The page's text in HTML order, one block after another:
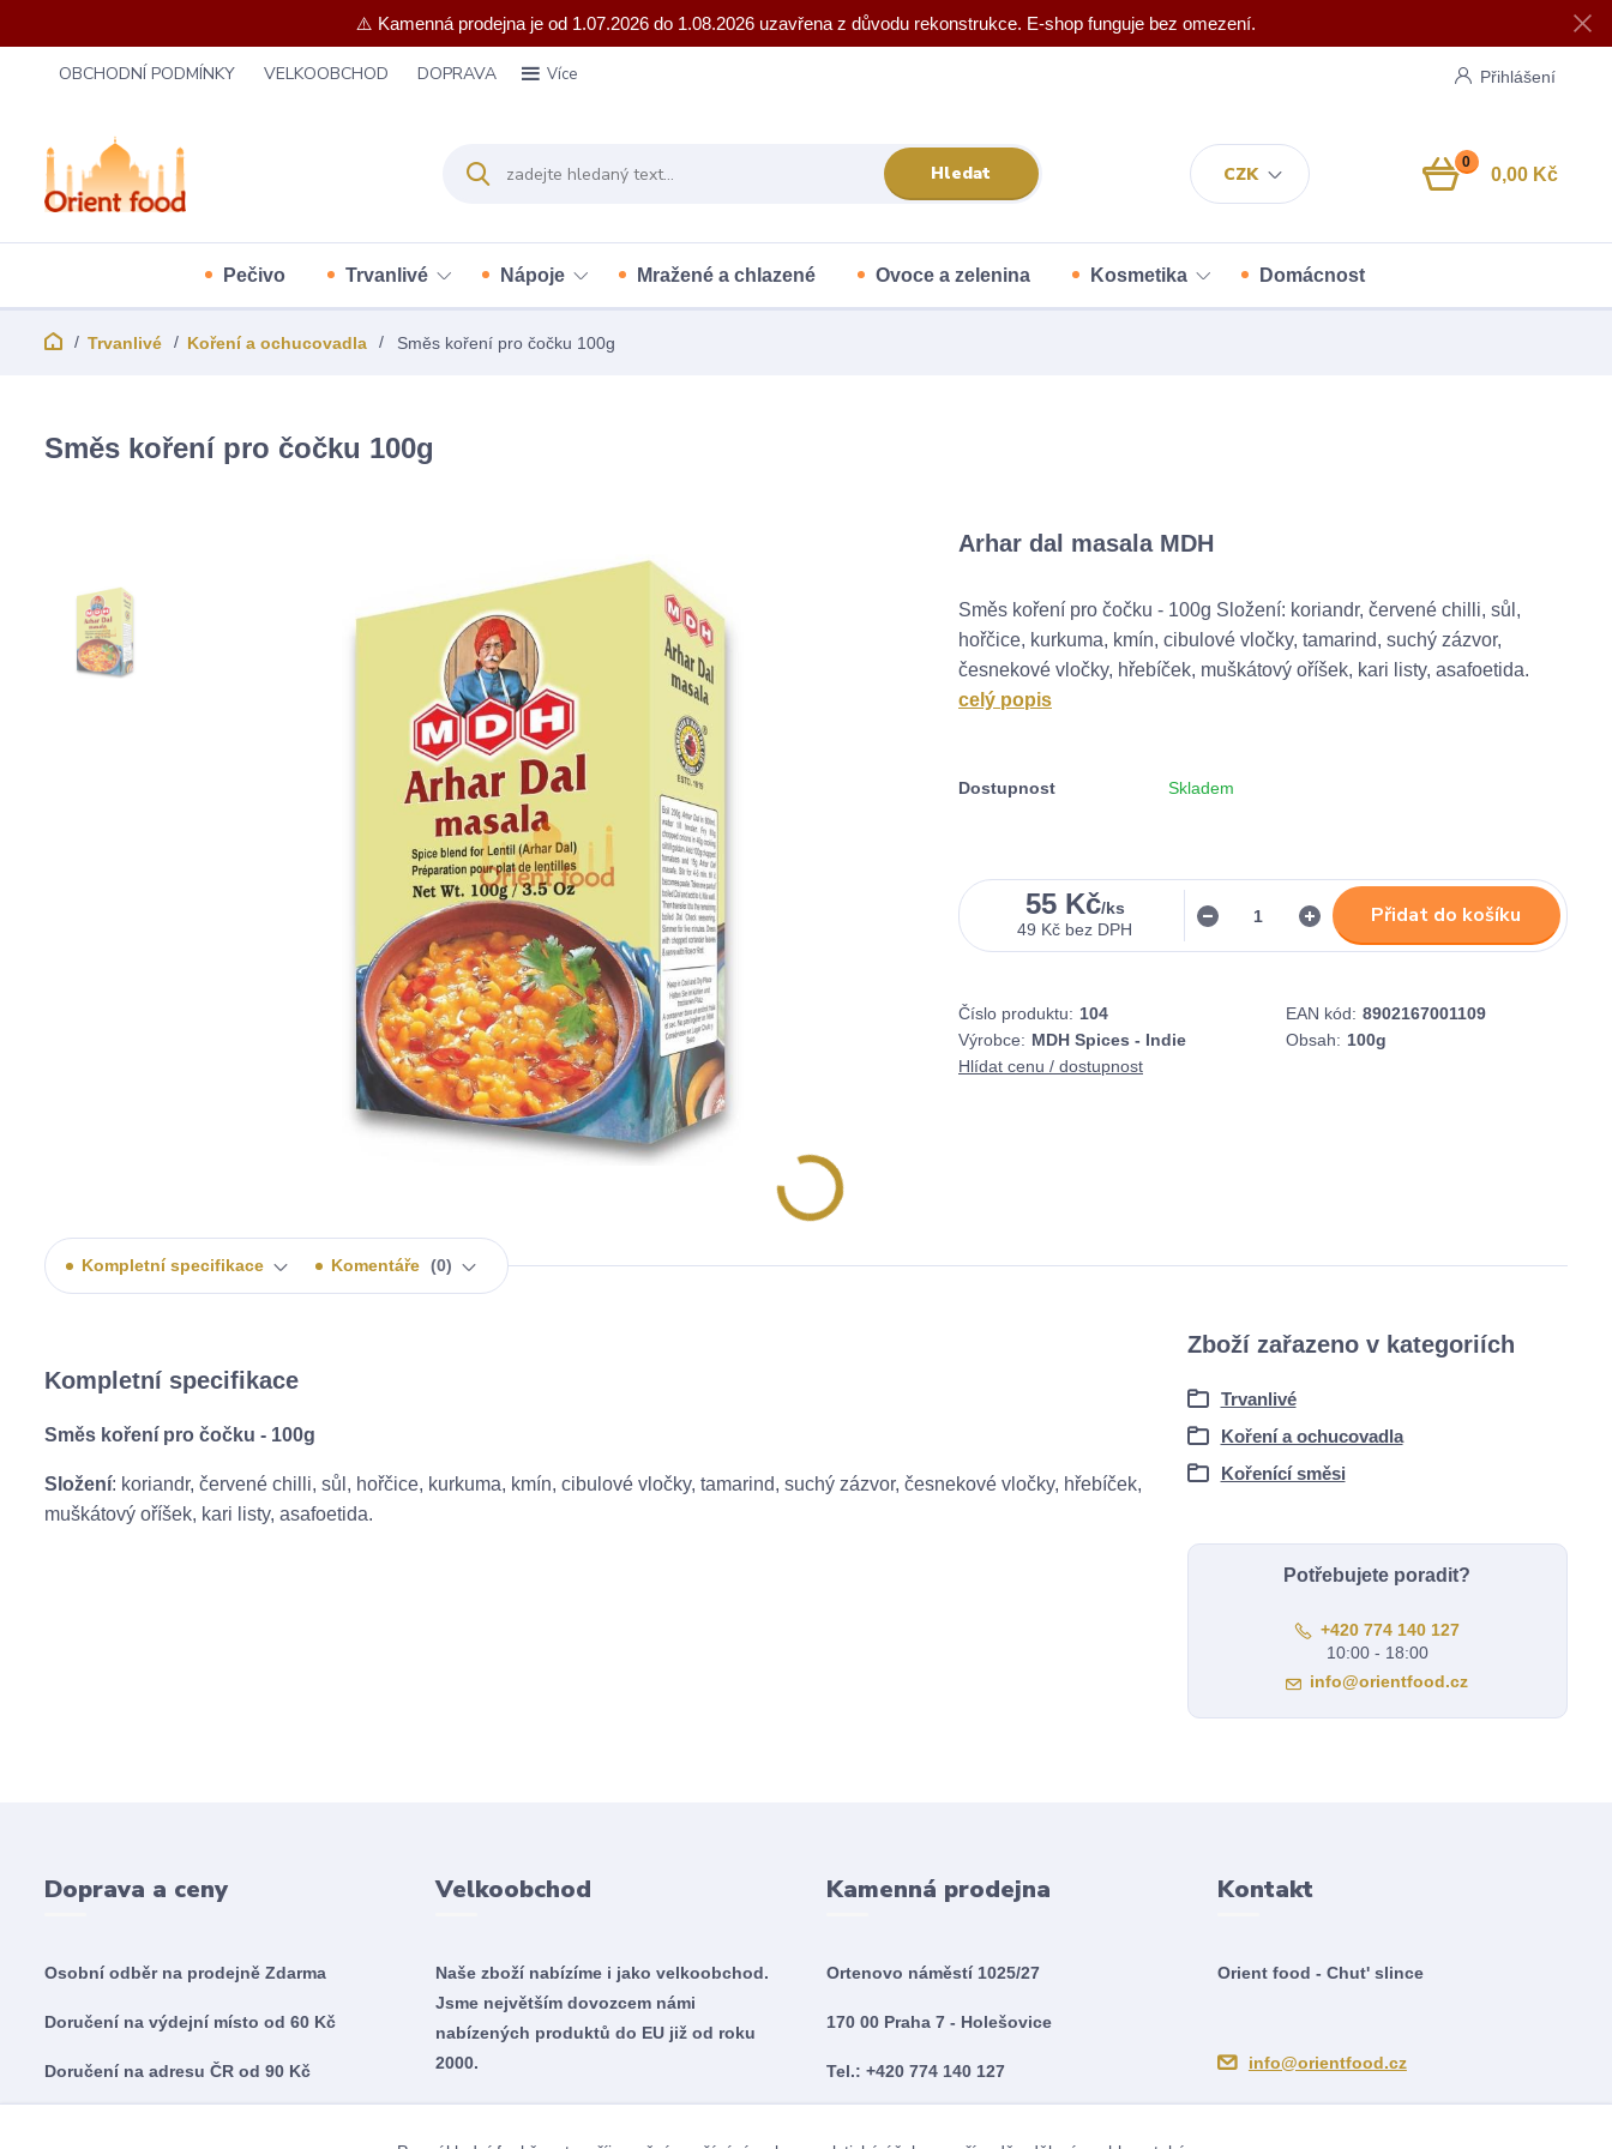
⚠️ Kamenná prodejna je od 1.07.2026 do 1.08.2026 uzavřena z důvodu rekonstrukce. E-shop funguje bez omezení.
OBCHODNÍ PODMÍNKY VELKOOBCHOD DOPRAVA Více
CZK
Přihlášení
Hledat 0
0,00 Kč
Pečivo Trvanlivé Nápoje Mražené a chlazené Ovoce a zelenina Kosmetika Domácnost
Trvanlivé Koření a ochucovadla Směs koření pro čočku 100g
Směs koření pro čočku 100g
Arhar dal masala MDH
Směs koření pro čočku - 100g Složení: koriandr, červené chilli, sůl,
hořčice, kurkuma, kmín, cibulové vločky, tamarind, suchý zázvor,
česnekové vločky, hřebíček, muškátový oříšek, kari listy, asafoetida.
celý popis
Dostupnost Skladem
55 Kč/ks
49 Kč bez DPH
Přidat do košíku
Číslo produktu: 104 EAN kód: 8902167001109
Výrobce: MDH Spices - Indie Obsah: 100g
Hlídat cenu / dostupnost
Kompletní specifikace Komentáře 0
Kompletní specifikace
Směs koření pro čočku - 100g
Složení: koriandr, červené chilli, sůl, hořčice, kurkuma, kmín, cibulové vločky, tamarind, suchý zázvor, česnekové vločky, hřebíček,
muškátový oříšek, kari listy, asafoetida.
Zboží zařazeno v kategoriích
Trvanlivé
Koření a ochucovadla
Kořenící směsi
Potřebujete poradit?
+420 774 140 127
10:00 - 18:00
info@orientfood.cz
Doprava a ceny
Osobní odběr na prodejně Zdarma
Doručení na výdejní místo od 60 Kč
Doručení na adresu ČR od 90 Kč
Velkoobchod
Naše zboží nabízíme i jako velkoobchod.
Jsme největším dovozcem námi
nabízených produktů do EU již od roku
2000.
Kamenná prodejna
Ortenovo náměstí 1025/27
170 00 Praha 7 - Holešovice
Tel.: +420 774 140 127
Kontakt
Orient food - Chut' slince
info@orientfood.cz